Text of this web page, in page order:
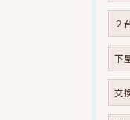
２
下
交